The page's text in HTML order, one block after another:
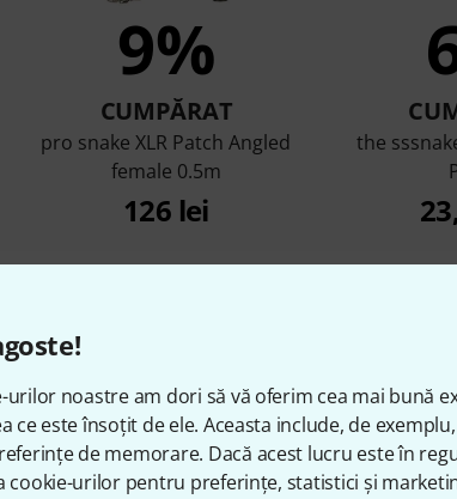
urilor noastre am dori să vă oferim cea mai bună
ce este însoțit de ele. Aceasta include, de
de memorare. Dacă acest lucru este în
cookie-urilor pentru preferințe, statistici și
9%
CUMPĂRAT
pro snake XLR Patch Angled
female 0.5m
126 lei
the